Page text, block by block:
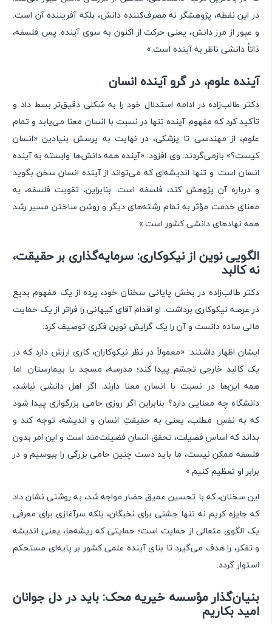
در این نقطه، پژوهشگر نه مصرف‌کننده دانش، بلکه آفریننده آن است.
و عبور از مرز دانش، یعنی حرکت از اکنون به سوی آینده. پس فلسفه،
ذاتاً دانشی ناظر به آینده است.»
آینده علوم، در گرو آینده انسان
دکتر طالب‌زاده در ادامه استدلال خود را به شکلی دقیق‌تر بسط داد و
تأکید کرد که مفهوم آینده تنها در نسبت با انسان معنا می‌یابد و تمام
علوم، از مهندسی تا پزشکی، در نهایت به پرسش بنیادین «انسان
کیست؟» بازمی‌گردند. وی افزود: «آینده همه دانش‌ها وابسته به آینده
انسان است. و تنها اندیشه‌ای که می‌تواند از آینده انسان سخن بگوید
و درباره آن پژوهش کند، فلسفه است. بنابراین، تقویت فلسفه، به
معنای خدمت مؤثر به تمام رشته‌های دیگر و روشن ساختن مسیر رشد
همه نهادهای دانشی کشور است.»
الگویی نوین از نیکوکاری: سرمایه‌گذاری بر حقیقت،
نه کالبد
دکتر طالب‌زاده در بخش پایانی سخنان خود، پرده از یک مفهوم بدیع
در عرصه نیکوکاری برداشت. او اقدام آقای کیهانی را فراتر از یک حمایت
مالی ساده دانست و آن را یک گرایش نوین فکری توصیف کرد.
ایشان اظهار داشتند: «معمولاً در نظر نیکوکاران، کاری ارزش دارد که در
یک کالبد خارجی تجسّم پیدا کند؛ مدرسه، مسجد یا بیمارستان. اما
همه این‌ها در نسبت با انسان معنا دارند. اگر اهل دانشی نباشد،
دانشگاه چه معنایی دارد؟ بنابراین اگر روزی حامی بزرگواری پیدا شود
که به نفسِ مطلب، یعنی به حقیقتِ انسان و اندیشه، توجه کند و
بداند که اساس فضیلت، تحقق انسانِ فضیلت‌مند است و این امر بدون
فلسفه ممکن نیست، ما باید دست چنین حامی بزرگی را ببوسیم و در
برابر او تعظیم کنیم.»
این سخنان، که با تحسین عمیق حضار مواجه شد، به روشنی نشان داد
که جایزه کریم نه تنها جشنی برای نخبگان، بلکه سرآغازی برای معرفی
یک الگوی متعالی از حمایت است؛ حمایتی که ریشه‌ها، یعنی اندیشه
و تفکر، را هدف می‌گیرد تا بنای آینده علمی کشور بر پایه‌ای مستحکم
استوار گردد.
بنیان‌گذار مؤسسه خیریه محک: باید در دل جوانان
امید بکاریم